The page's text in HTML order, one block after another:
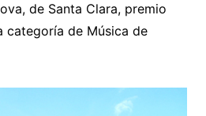
de Santa Clara, premio
categoría de Música de